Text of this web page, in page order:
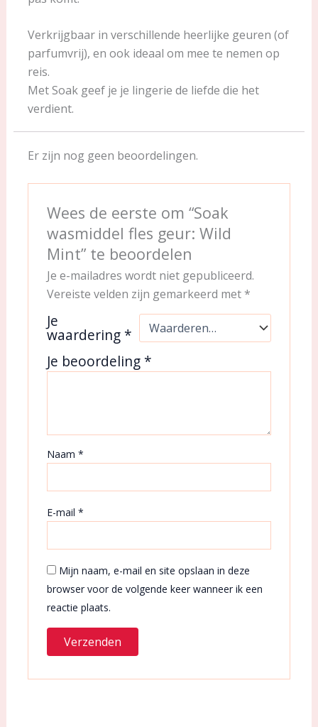
Verkrijgbaar in verschillende heerlijke geuren (of
parfumvrij), en ook ideaal om mee te nemen op
reis.
Met Soak geef je je lingerie de liefde die het
verdient.
Er zijn nog geen beoordelingen.
Wees de eerste om “Soak
wasmiddel fles geur: Wild
Mint” te beoordelen
Je e-mailadres wordt niet gepubliceerd.
Vereiste velden zijn gemarkeerd met *
Je
waardering *
Je beoordeling *
Naam*
E-mail*
Mijn naam, e-mail en site opslaan in deze
browser voor de volgende keer wanneer ik een
reactie plaats.